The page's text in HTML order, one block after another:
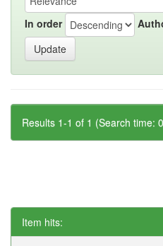
In order
Results 1-1 of 1 (Search time:
Item hits: